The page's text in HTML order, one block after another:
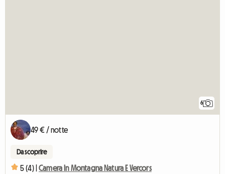
6
49 € / notte
Da scoprire
5 (4) | Camera In Montagna Natura E Vercors